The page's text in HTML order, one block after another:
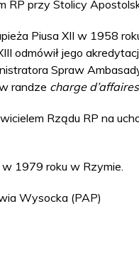
RP przy Stolicy
Piusa XII w 1958
odmówił jego
Spraw
randze charge
Rządu RP na
w 1979 roku w Rzymie.
Wysocka (PAP)